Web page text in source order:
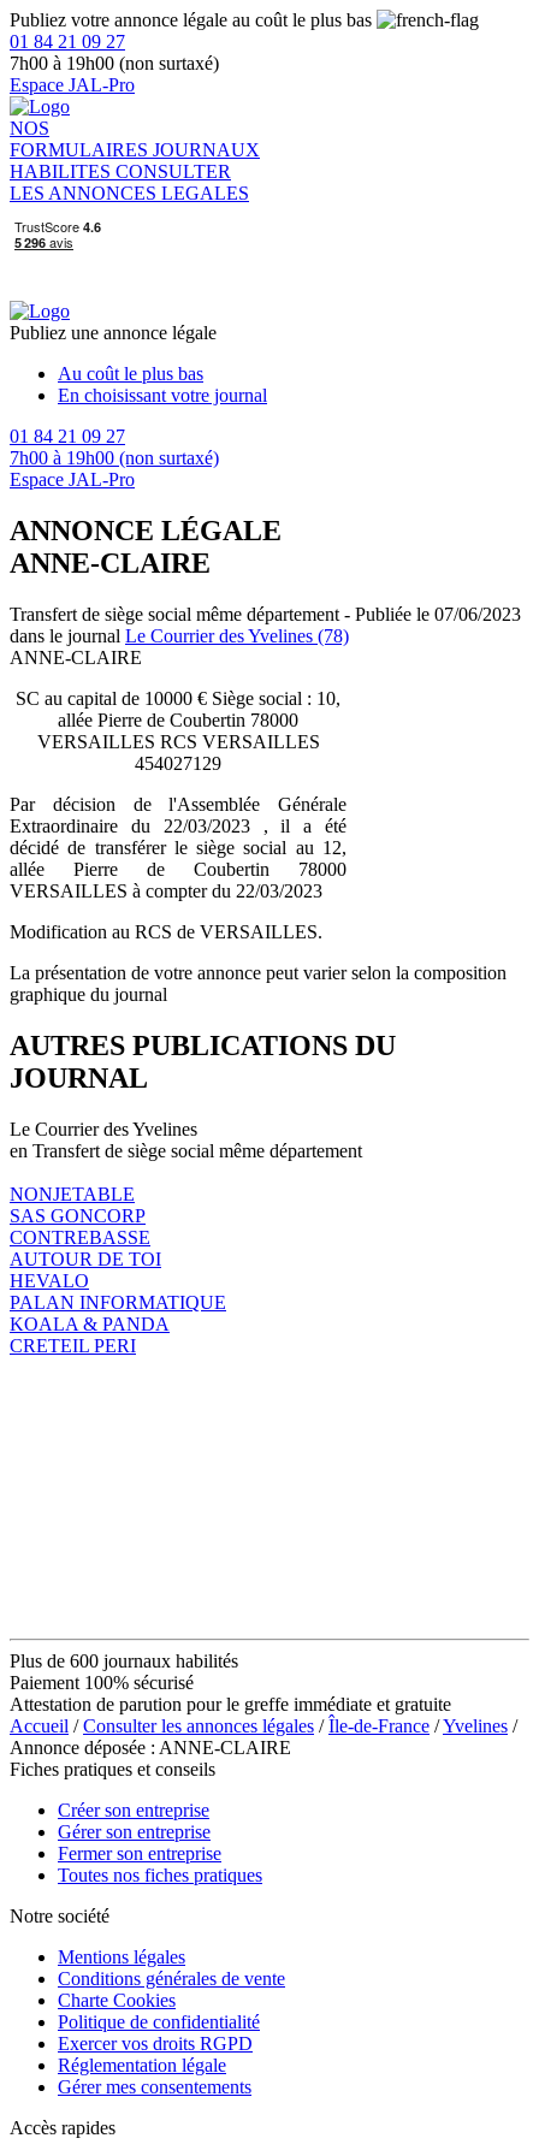
Publiez votre annonce légale au coût le plus bas
01 84 21 09 27
7h00 à 19h00 (non surtaxé)
Espace JAL-Pro
NOS
FORMULAIRES JOURNAUX
HABILITES CONSULTER
LES ANNONCES LEGALES
Publiez une annonce légale
Au coût le plus bas
En choisissant votre journal
01 84 21 09 27
7h00 à 19h00 (non surtaxé)
Espace JAL-Pro
ANNONCE LÉGALE
ANNE-CLAIRE
Transfert de siège social même département - Publiée le 07/06/2023
dans le journal Le Courrier des Yvelines (78)
ANNE-CLAIRE
SC au capital de 10000 € Siège social : 10,
allée Pierre de Coubertin 78000
VERSAILLES RCS VERSAILLES
454027129
Par décision de l'Assemblée Générale
Extraordinaire du 22/03/2023 , il a été
décidé de transférer le siège social au 12,
allée Pierre de Coubertin 78000
VERSAILLES à compter du 22/03/2023
Modification au RCS de VERSAILLES.
La présentation de votre annonce peut varier selon la composition
graphique du journal
AUTRES PUBLICATIONS DU
JOURNAL
Le Courrier des Yvelines
en Transfert de siège social même département
NONJETABLE
SAS GONCORP
CONTREBASSE
AUTOUR DE TOI
HEVALO
PALAN INFORMATIQUE
KOALA & PANDA
CRETEIL PERI
Plus de 600 journaux habilités
Paiement 100% sécurisé
Attestation de parution pour le greffe immédiate et gratuite
Accueil /Consulter les annonces légales /Île-de-France /Yvelines /
Annonce déposée : ANNE-CLAIRE
Fiches pratiques et conseils
Créer son entreprise
Gérer son entreprise
Fermer son entreprise
Toutes nos fiches pratiques
Notre société
Mentions légales
Conditions générales de vente
Charte Cookies
Politique de confidentialité
Exercer vos droits RGPD
Réglementation légale
Gérer mes consentements
Accès rapides